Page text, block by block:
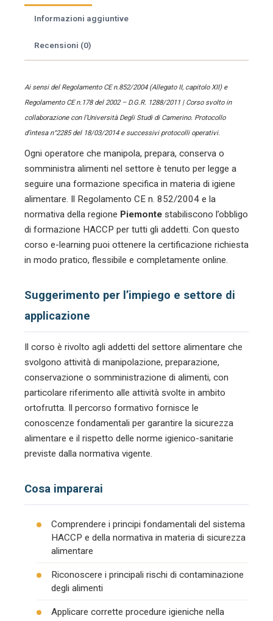
quantità
Informazioni aggiuntive
Recensioni (0)
Ai sensi del Regolamento CE n.852/2004 (Allegato II, capitolo XII) e
Regolamento CE n.178 del 2002 – D.G.R. 1288/2011 | Corso svolto in
collaborazione con l’Università Degli Studi di Camerino. Protocollo
d’intesa n°2285 del 18/03/2014 e successivi protocolli operativi.
Ogni operatore che manipola, prepara, conserva o
somministra alimenti nel settore è tenuto per legge a
seguire una formazione specifica in materia di igiene
alimentare. Il Regolamento CE n. 852/2004 e la
normativa della regione Piemonte stabiliscono l’obbligo
di formazione HACCP per tutti gli addetti. Con questo
corso e-learning puoi ottenere la certificazione richiesta
in modo pratico, flessibile e completamente online.
Suggerimento per l’impiego e settore di
applicazione
Il corso è rivolto agli addetti del settore alimentare che
svolgono attività di manipolazione, preparazione,
conservazione o somministrazione di alimenti, con
particolare riferimento alle attività svolte in ambito
ortofrutta. Il percorso formativo fornisce le
conoscenze fondamentali per garantire la sicurezza
alimentare e il rispetto delle norme igienico-sanitarie
previste dalla normativa vigente.
Cosa imparerai
Comprendere i principi fondamentali del sistema
HACCP e della normativa in materia di sicurezza
alimentare
Riconoscere i principali rischi di contaminazione
degli alimenti
Applicare corrette procedure igieniche nella